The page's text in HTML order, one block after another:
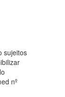
sujeitos
nº